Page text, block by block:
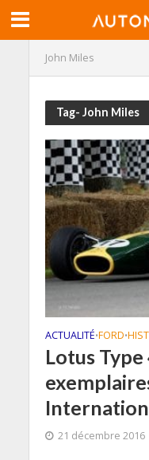
John Miles
Tag- John Miles
ACTUALITÉ•FORD•
Lotus
21 décembre 2016